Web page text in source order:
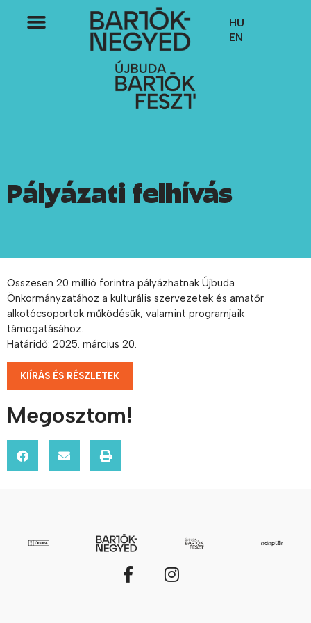
HU
EN
Pályázati felhívás
Összesen 20 millió forintra pályázhatnak Újbuda
Önkormányzatához a kulturális szervezetek és amatőr
alkotócsoportok működésük, valamint programjaik
támogatásához.
Határidő: 2025. március 20.
KIÍRÁS ÉS RÉSZLETEK
Megosztom!